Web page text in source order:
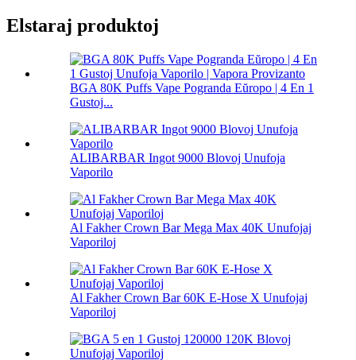
Elstaraj produktoj
BGA 80K Puffs Vape Pogranda Eŭropo | 4 En 1
Gustoj...
ALIBARBAR Ingot 9000 Blovoj Unufoja
Vaporilo
Al Fakher Crown Bar Mega Max 40K Unufojaj
Vaporiloj
Al Fakher Crown Bar 60K E-Hose X Unufojaj
Vaporiloj